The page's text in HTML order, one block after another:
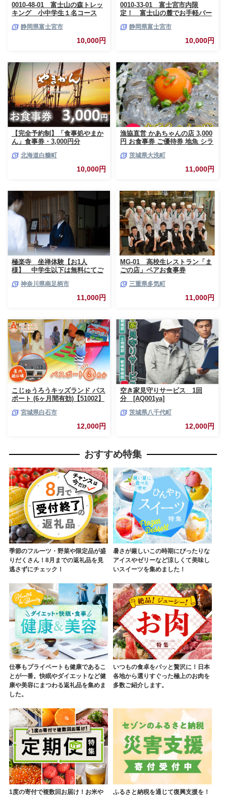
0010-48-01 富士山の森トレッ
キング 小中学生１名コース
静岡県富士宮市
10,000円
0010-33-01 富士宮市内限
定！ 富士山の麓でお手軽バー
（BBQ1人前）
静岡県富士宮市
10,000円
【完全予約制】「食事処やまか
ん」食事券・3,000円分
北海道白糠町
10,000円
漁協直営 かあちゃんの店 3,000
円 お食事券 ご優待券 地魚 シラ
茨城県大洗町
11,000円
極楽寺 坐禅体験【お1人
様】 中学生以下は無料にてご
奈川県 南足柄市 】
神奈川県南足柄市
11,000円
MG-01 高校生レストラン「ま
ごの店」ペアお食事券
三重県多気町
11,000円
こじゅうろうキッズランド パス
ポート (6ヶ月間有効)【51002】
宮城県白石市
12,000円
空き家見守りサービス 1回
分 [AQ001ya]
茨城県八千代町
12,000円
おすすめ特集
季節のフルーツ・野菜や限定品が盛
りだくさん！8月までの返礼品を見
逃さずにチェック！
暑さが厳しいこの時期にぴったりな
アイスやゼリーなど涼しくて美味し
いスイーツを集めました！
仕事もプライベートも健康であるこ
とが一番。快眠やダイエットなど健
康や美容にまつわる返礼品を集めま
した。
いつもの食卓をパッと贅沢に！日本
各地から選りすぐった極上のお肉を
多数ご紹介します。
1度の寄付で複数回お届け！お米や ふるさと納税を通じて復興支援を！